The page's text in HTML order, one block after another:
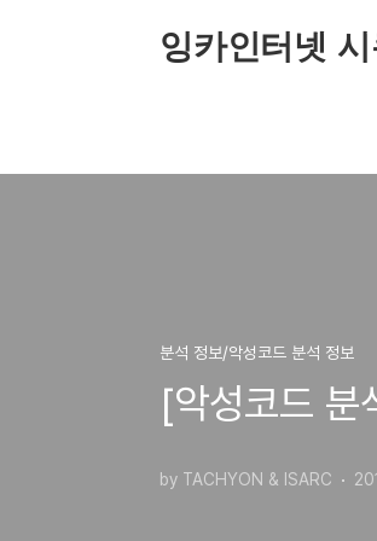
잉카인터넷
분석 정보/악성코드 분석 정보
[악성코드 분
by TACHYON & ISARC